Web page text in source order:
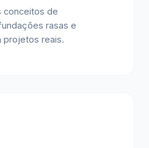
conceitos de
rasas e
projetos reais.